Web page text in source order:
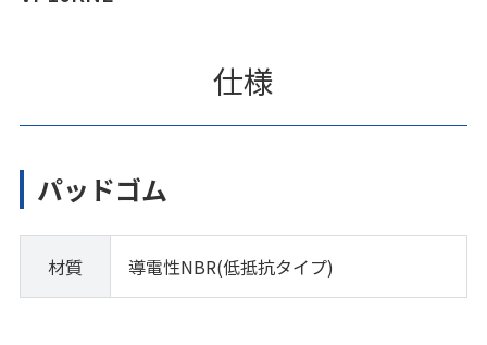
仕様
パッドゴム
材質 導電性NBR(低抵抗タイプ)